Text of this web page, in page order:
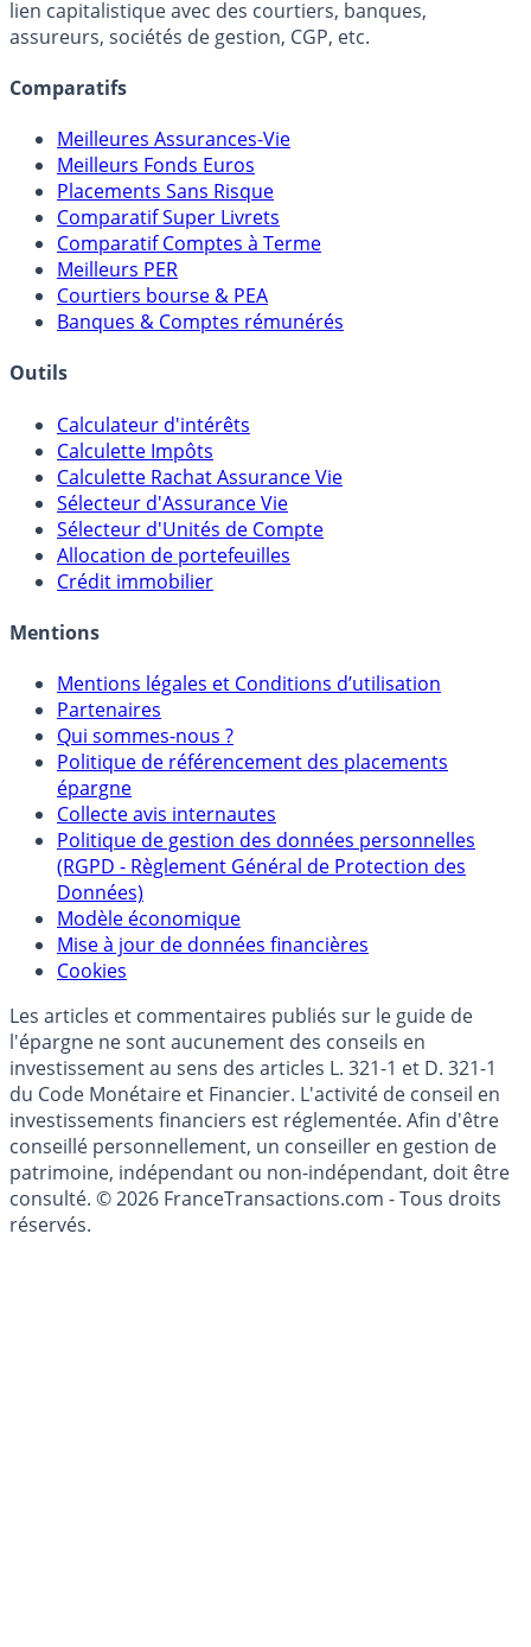
FranceTransactions.com (propriété de Mon Epargne
Online) est 100% indépendant, ne possède donc aucun
lien capitalistique avec des courtiers, banques,
assureurs, sociétés de gestion, CGP, etc.
Comparatifs
Meilleures Assurances-Vie
Meilleurs Fonds Euros
Placements Sans Risque
Comparatif Super Livrets
Comparatif Comptes à Terme
Meilleurs PER
Banques & Comptes rémunérés
Outils
Calculateur d'intérêts
Calculette Impôts
Calculette Rachat Assurance Vie
Sélecteur d'Assurance Vie
Sélecteur d'Unités de Compte
Crédit immobilier
Mentions
Mentions légales et Conditions d’utilisation
Partenaires
Qui sommes-nous ?
Politique de référencement des placements
épargne
Collecte avis internautes
Politique de gestion des données personnelles
(RGPD - Règlement Général de Protection des
Données)
Modèle économique
Cookies
Les articles et commentaires publiés sur le guide de
l'épargne ne sont aucunement des conseils en
investissement au sens des articles L. 321-1 et D. 321-1
du Code Monétaire et Financier. L'activité de conseil en
investissements financiers est réglementée. Afin d'être
conseillé personnellement, un conseiller en gestion de
patrimoine, indépendant ou non-indépendant, doit être